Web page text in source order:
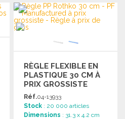
COMMANDER
Demander un devis
RÈGLE FLEXIBLE EN
PLASTIQUE 30 CM À
PRIX GROSSISTE
Réf.04-13933
Stock : 20 000 articles
Dimensions : 31.3 x 4.2 cm